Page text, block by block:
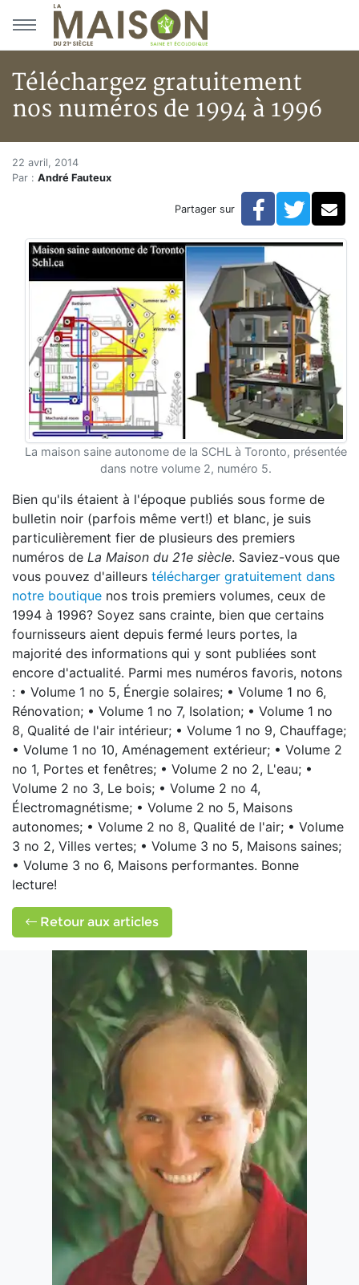
Aller au menu principal
Aller au contenu principal
Téléchargez gratuitement
nos numéros de 1994 à 1996
Accueil
Articles
Téléchargez gratuitement nos numéros de 1994 à
Téléchargez gratuitement nos
22 avril, 2014
Par : André Fauteux
Partager sur Facebook
La maison saine autonome de la SCHL à Toronto, présentée
dans notre volume 2, numéro 5.
Bien qu'ils étaient à l'époque publiés sous forme de
bulletin noir (parfois même vert!) et blanc, je suis
particulièrement fier de plusieurs des premiers
numéros de La Maison du 21e siècle. Saviez-vous que
vous pouvez d'ailleurs télécharger gratuitement dans
notre boutique nos trois premiers volumes, ceux de
1994 à 1996? Soyez sans crainte, bien que certains
fournisseurs aient depuis fermé leurs portes, la
majorité des informations qui y sont publiées sont
encore d'actualité. Parmi mes numéros favoris, notons
: • Volume 1 no 5, Énergie solaires; • Volume 1 no 6,
Rénovation; • Volume 1 no 7, Isolation; • Volume 1 no
8, Qualité de l'air intérieur; • Volume 1 no 9, Chauffage;
• Volume 1 no 10, Aménagement extérieur; • Volume 2
no 1, Portes et fenêtres; • Volume 2 no 2, L'eau; •
Volume 2 no 3, Le bois; • Volume 2 no 4,
Électromagnétisme; • Volume 2 no 5, Maisons
autonomes; • Volume 2 no 8, Qualité de l'air; • Volume
3 no 2, Villes vertes; • Volume 3 no 5, Maisons saines;
• Volume 3 no 6, Maisons performantes. Bonne
lecture!
Retour aux articles